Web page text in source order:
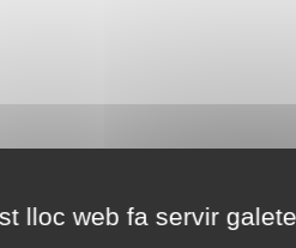
lloc web fa servir